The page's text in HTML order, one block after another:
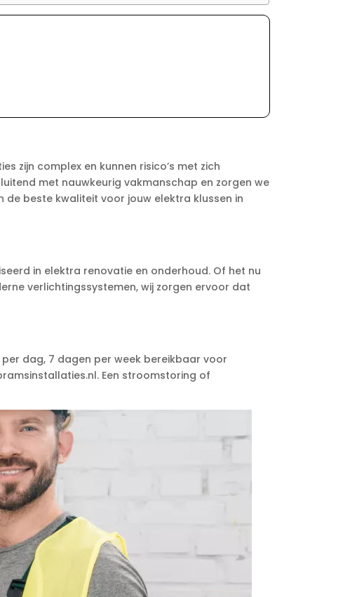
zijn complex en kunnen risico’s met zich
met nauwkeurig vakmanschap en zorgen we
beste kwaliteit voor jouw elektra klussen in
in elektra renovatie en onderhoud. Of het nu
verlichtingssystemen, wij zorgen ervoor dat
dag, 7 dagen per week bereikbaar voor
Een stroomstoring of